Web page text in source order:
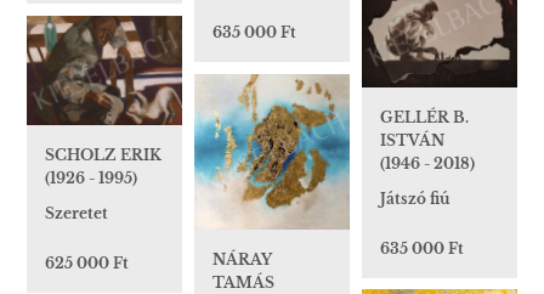
635 000 Ft
GELLÉR B.
ISTVÁN
(1946 - 2018)
Játszó fiú
635 000 Ft
SCHOLZ ERIK
(1926 - 1995)
Szeretet
625 000 Ft
NÁRAY
TAMÁS